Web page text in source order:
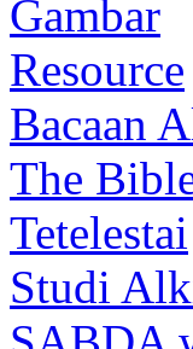
Gambar
Resource
Bacaan
The
Tetelestai
Studi